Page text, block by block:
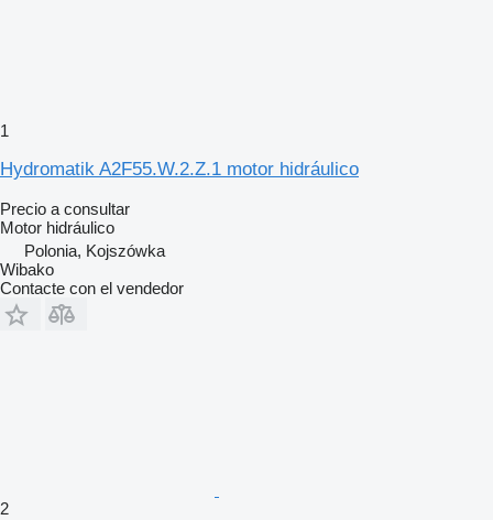
1
Hydromatik A2F55.W.2.Z.1 motor hidráulico
Precio a consultar
Motor hidráulico
Polonia, Kojszówka
Wibako
Contacte con el vendedor
2